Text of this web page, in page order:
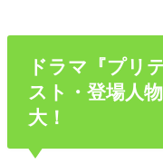
ドラマ『プリ
スト・登場人
大！